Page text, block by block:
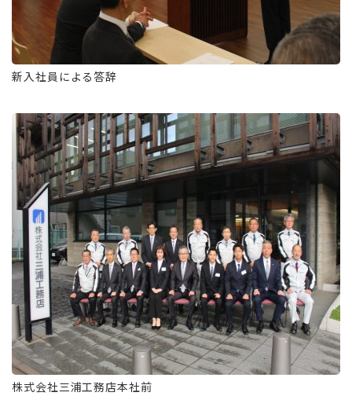
新入社員による答辞
株式会社三浦工務店本社前